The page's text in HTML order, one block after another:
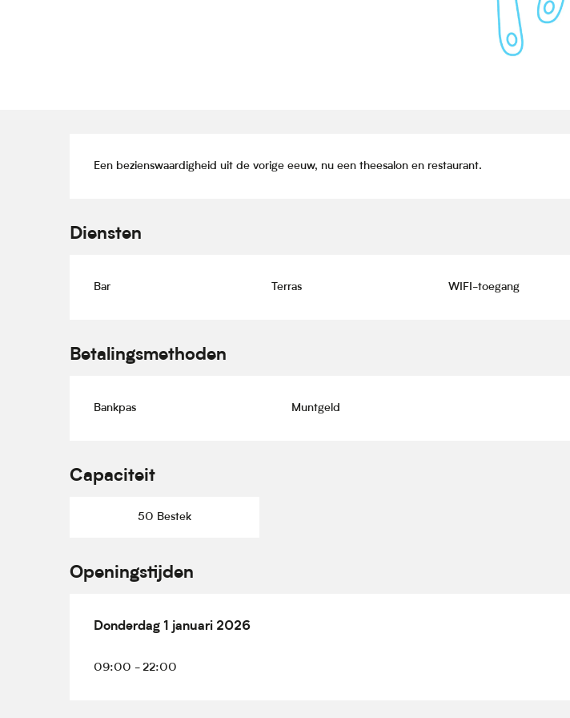
Beschrijving
Een bezienswaardigheid uit de vorige eeuw, nu een theesalon en restaurant.
Diensten
Bar Terras WIFI-toegang
Betalingsmethoden
Bankpas Muntgeld
Capaciteit
50 Bestek
Openingstijden
Donderdag 1 januari 2026
Donderdag 1 januari 2026
09:00 - 22:00